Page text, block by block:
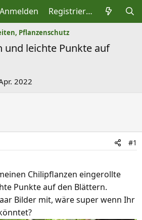
Anmelden Registrieren
Pflanzenschutz
und leichte Punkte auf
2022
#1
Chilipflanzen eingerollte
Punkte auf den Blättern.
Bilder mit, wäre super wenn Ihr